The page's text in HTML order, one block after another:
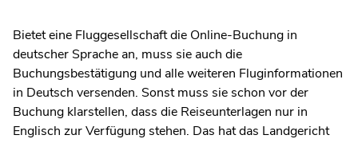
Bietet eine Fluggesellschaft die Online-Buchung in
deutscher Sprache an, muss sie auch die
Buchungsbestätigung und alle weiteren Fluginformationen
in Deutsch versenden. Sonst muss sie schon vor der
Buchung klarstellen, dass die Reiseunterlagen nur in
Englisch zur Verfügung stehen. Das hat das Landgericht